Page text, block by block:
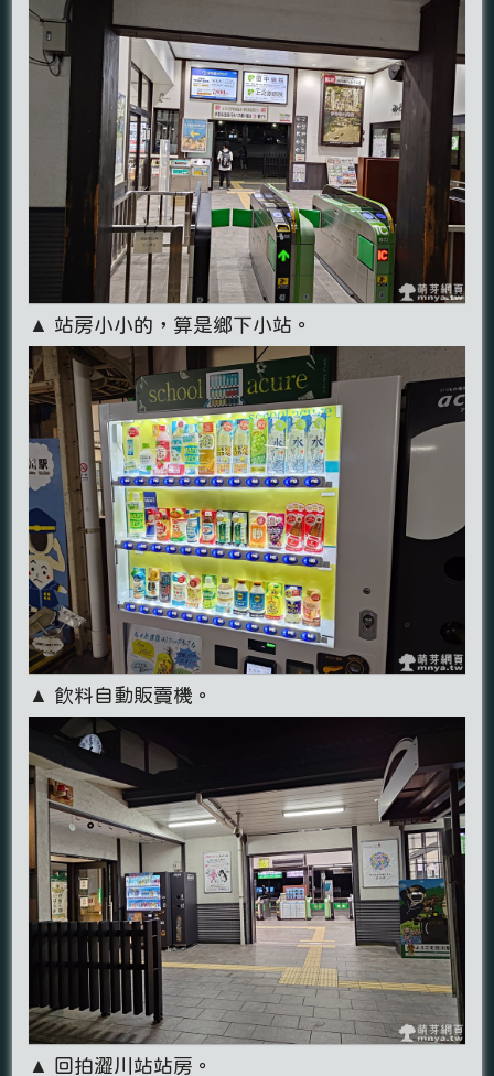
▲ 站房小小的，算是鄉下小站。
▲ 飲料自動販賣機。
▲ 回拍澀川站站房。